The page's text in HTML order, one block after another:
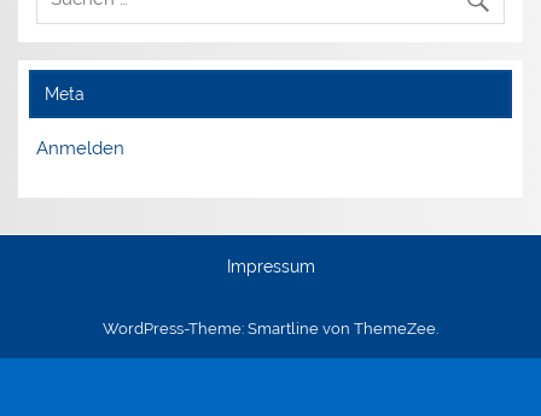
Meta
Anmelden
Impressum
WordPress-Theme: Smartline von ThemeZee.